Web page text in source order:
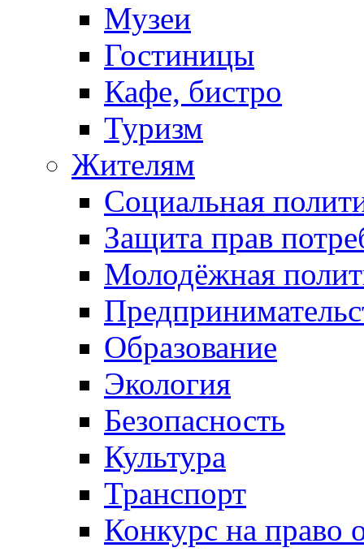
Музеи
Гостиницы
Кафе, бистро
Туризм
Жителям
Социальная
Защита прав
Молодёжная
Образование
Экология
Безопасность
Культура
Транспорт
Конкурс на право